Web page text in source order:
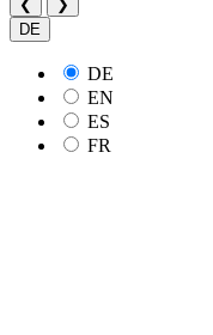
❮
❯
DE
DE
EN
ES
FR